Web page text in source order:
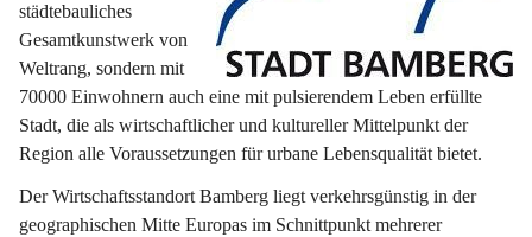
städtebauliches
Gesamtkunstwerk von
Weltrang, sondern mit
70000 Einwohnern auch eine mit pulsierendem Leben erfüllte
Stadt, die als wirtschaftlicher und kultureller Mittelpunkt der
Region alle Voraussetzungen für urbane Lebensqualität bietet.
Der Wirtschaftsstandort Bamberg liegt verkehrsgünstig in der
geographischen Mitte Europas im Schnittpunkt mehrerer